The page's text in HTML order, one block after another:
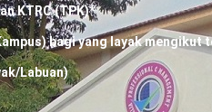
KTRC (TPK)*
bagi yang layak mengikut
Labuan)